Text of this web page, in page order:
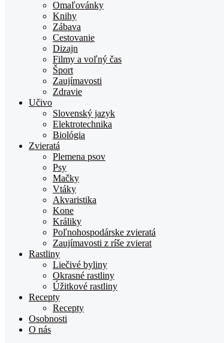
TOPden.skOmaľovánky
Knihy
Zábava
Cestovanie
Dizajn
Filmy a voľný čas
Šport
Zaujímavosti
Zdravie
Učivo
Slovenský jazyk
Elektrotechnika
Biológia
Zvieratá
Plemena psov
Psy
Mačky
Vtáky
Akvaristika
Kone
Králiky
Poľnohospodárske zvieratá
Zaujímavosti z ríše zvierat
Rastliny
Liečivé byliny
Okrasné rastliny
Úžitkové rastliny
Recepty
Recepty
Osobnosti
O nás